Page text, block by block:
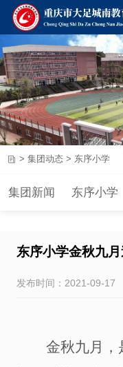
集团新闻 东序小学
> 集团动态> 东序小学
东序小学金秋九
发布时间：2021-09-17
金秋九月，